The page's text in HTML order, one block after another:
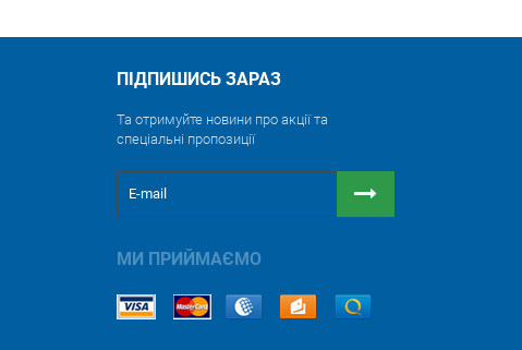
ПІДПИШИСЬ ЗАРАЗ
Та отримуйте новини про акції та
спеціальні пропозиції
МИ ПРИЙМАЄМО